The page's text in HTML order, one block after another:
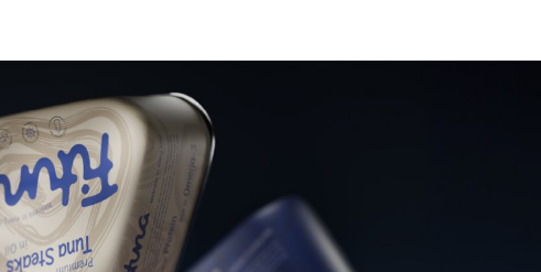
ТИПОГРАФИКА
ИСТОРИИ БРЕНДОВ
О ПРОЕКТЕ